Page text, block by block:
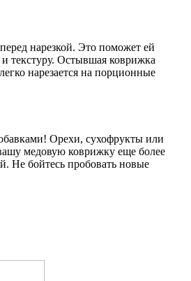
нарезкой. Это поможет ей
текстуру. Остывшая коврижка
нарезается на порционные
Орехи, сухофрукты или
медовую коврижку еще более
Не бойтесь пробовать новые